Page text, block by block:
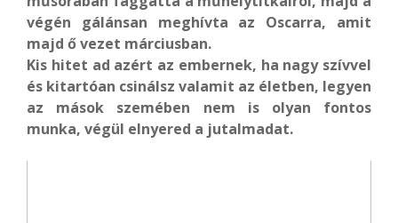
végén gálánsan meghívta az Oscarra, amit
majd ő vezet márciusban.
Kis hitet ad azért az embernek, ha nagy szívvel
és kitartóan csinálsz valamit az életben, legyen
az mások szemében nem is olyan fontos
munka, végül elnyered a jutalmadat.